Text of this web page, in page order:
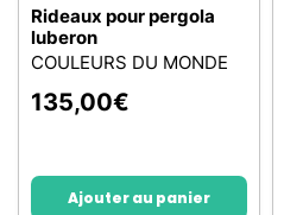
Rideaux pour pergola
luberon
COULEURS DU MONDE
135,00€
Ajouter au panier